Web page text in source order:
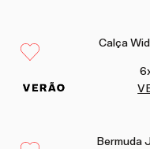
Calça
6
Bermuda